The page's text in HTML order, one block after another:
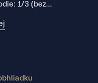
1/3 (bez...